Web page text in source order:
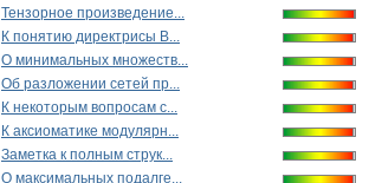
Тензорное произведение...
К понятию директрисы В...
О минимальных множеств...
Об разложении сетей пр...
К некоторым вопросам с...
К аксиоматике модулярн...
Заметка к полным струк...
О максимальных подалге...